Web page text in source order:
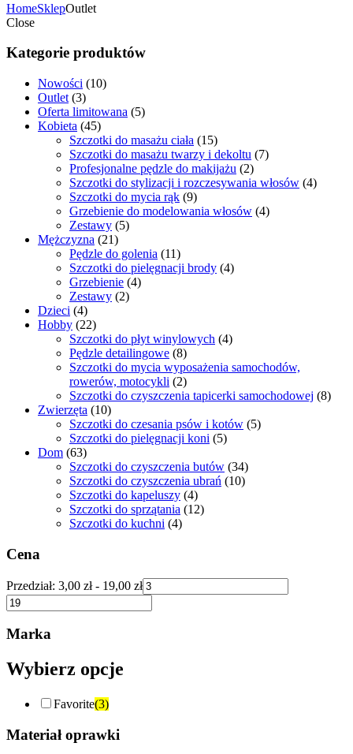
HomeSklepOutlet
Close
Kategorie produktów
Nowości (10)
Outlet (3)
Oferta limitowana (5)
Kobieta (45)
Szczotki do masażu ciała (15)
Szczotki do masażu twarzy i dekoltu (7)
Profesjonalne pędzle do makijażu (2)
Szczotki do stylizacji i rozczesywania włosów (4)
Szczotki do mycia rąk (9)
Grzebienie do modelowania włosów (4)
Zestawy (5)
Mężczyzna (21)
Pędzle do golenia (11)
Szczotki do pielęgnacji brody (4)
Grzebienie (4)
Zestawy (2)
Dzieci (4)
Hobby (22)
Szczotki do płyt winylowych (4)
Pędzle detailingowe (8)
Szczotki do mycia wyposażenia samochodów,
rowerów, motocykli (2)
Szczotki do czyszczenia tapicerki samochodowej (8)
Zwierzęta (10)
Szczotki do czesania psów i kotów (5)
Szczotki do pielęgnacji koni (5)
Dom (63)
Szczotki do czyszczenia butów (34)
Szczotki do czyszczenia ubrań (10)
Szczotki do kapeluszy (4)
Szczotki do sprzątania (12)
Szczotki do kuchni (4)
Cena
Przedział: 3,00 zł- 19,00 zł
Marka
Wybierz opcje
Favorite(3)
Materiał oprawki